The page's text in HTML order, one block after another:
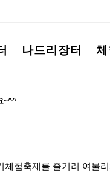
나드리장터
~^^
체험축제를 즐기러 여물